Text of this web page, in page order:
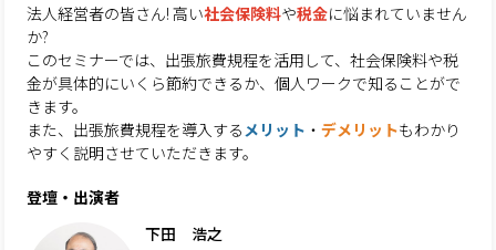
法人経営者の皆さん! 高い社会保険料や税金に悩まれていません
か?
このセミナーでは、出張旅費規程を活用して、社会保険料や税
金が具体的にいくら節約できるか、個人ワークで知ることがで
きます。
また、出張旅費規程を導入するメリット ・デメリットもわかり
やすく説明させていただきます。
登壇・出演者
下田 浩之